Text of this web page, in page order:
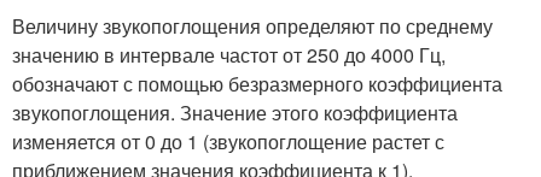
Величину звукопоглощения определяют по среднему
значению в интервале частот от 250 до 4000 Гц,
обозначают с помощью безразмерного коэффициента
звукопоглощения. Значение этого коэффициента
изменяется от 0 до 1 (звукопоглощение растет с
приближением значения коэффициента к 1).